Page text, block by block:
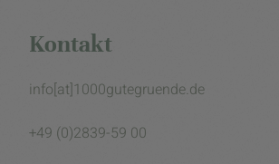
Kontakt
info[at]1000gutegruende.de
+49 (0)2839-59 00